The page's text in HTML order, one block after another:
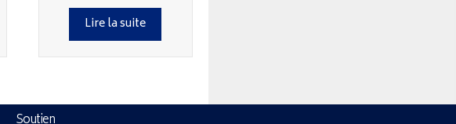
Lire la suite